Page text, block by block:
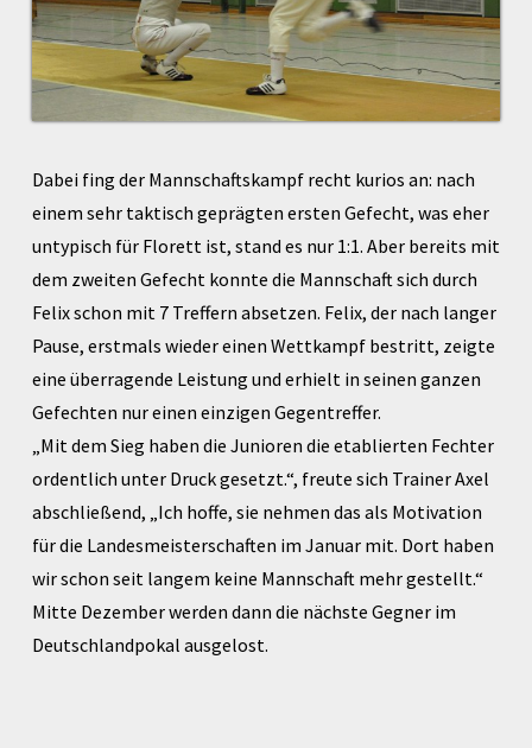
Dabei fing der Mannschaftskampf recht kurios an: nach
einem sehr taktisch geprägten ersten Gefecht, was eher
untypisch für Florett ist, stand es nur 1:1. Aber bereits mit
dem zweiten Gefecht konnte die Mannschaft sich durch
Felix schon mit 7 Treffern absetzen. Felix, der nach langer
Pause, erstmals wieder einen Wettkampf bestritt, zeigte
eine überragende Leistung und erhielt in seinen ganzen
Gefechten nur einen einzigen Gegentreffer.
„Mit dem Sieg haben die Junioren die etablierten Fechter
ordentlich unter Druck gesetzt.“, freute sich Trainer Axel
abschließend, „Ich hoffe, sie nehmen das als Motivation
für die Landesmeisterschaften im Januar mit. Dort haben
wir schon seit langem keine Mannschaft mehr gestellt.“
Mitte Dezember werden dann die nächste Gegner im
Deutschlandpokal ausgelost.